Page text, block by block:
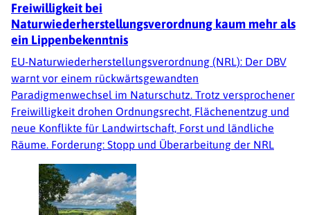
Freiwilligkeit bei
Naturwiederherstellungsverordnung kaum mehr als
ein Lippenbekenntnis
EU-Naturwiederherstellungsverordnung (NRL): Der DBV
warnt vor einem rückwärtsgewandten
Paradigmenwechsel im Naturschutz. Trotz versprochener
Freiwilligkeit drohen Ordnungsrecht, Flächenentzug und
neue Konflikte für Landwirtschaft, Forst und ländliche
Räume. Forderung: Stopp und Überarbeitung der NRL